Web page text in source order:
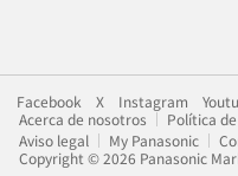
Facebook X Instagram
Acerca de nosotros
Política
Aviso legal
My Panasonic
Copyright © 2026 Panasonic